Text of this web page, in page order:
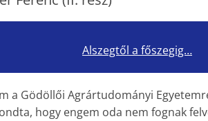
Alszegtől a főszegig…
a Gödöllői Agrártudományi
hogy engem oda nem fognak